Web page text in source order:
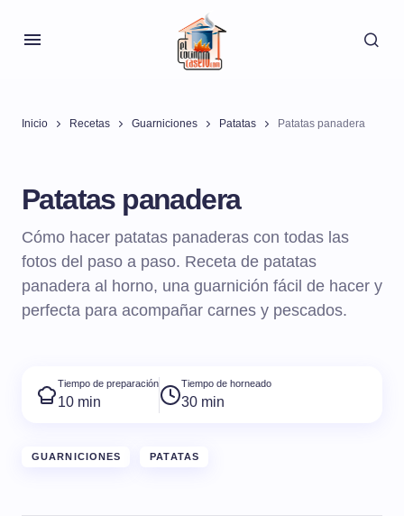
Inicio Recetas Guarniciones Patatas Patatas panadera
Patatas panadera
Cómo hacer patatas panaderas con todas las
fotos del paso a paso. Receta de patatas
panadera al horno, una guarnición fácil de hacer y
perfecta para acompañar carnes y pescados.
Tiempo de preparación
10 min
Tiempo de horneado
30 min
GUARNICIONES PATATAS